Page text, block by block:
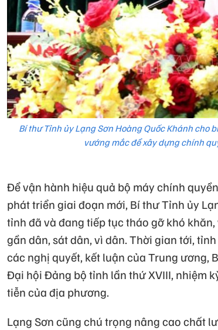
Bí thư Tỉnh ủy Lạng Sơn Hoàng Quốc Khánh cho
vướng mắc để xây dựng chính
Để vận hành hiệu quả bộ máy chính
phát triển giai đoạn mới, Bí thư Tỉnh ủy
tỉnh đã và đang tiếp tục tháo gỡ khó
gần dân, sát dân, vì dân. Thời gian tới,
các nghị quyết, kết luận của Trung ương,
Đại hội Đảng bộ tỉnh lần thứ XVIII, nhiệm
tiễn của địa phương.
Lạng Sơn cũng chú trọng nâng cao chất